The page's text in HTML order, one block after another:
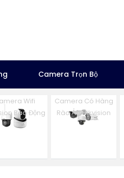
Camera Trọn Bộ
Wifi
Báo Động
Camera Có Hàng
Rào Ảo Hikvision